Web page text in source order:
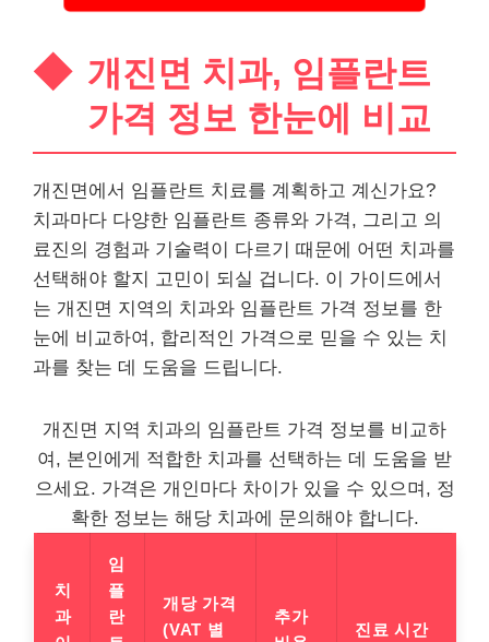
개진면 치과, 임플란트
가격 정보 한눈에 비교
개진면에서 임플란트 치료를 계획하고 계신가요?
치과마다 다양한 임플란트 종류와 가격, 그리고 의
료진의 경험과 기술력이 다르기 때문에 어떤 치과를
선택해야 할지 고민이 되실 겁니다. 이 가이드에서
는 개진면 지역의 치과와 임플란트 가격 정보를 한
눈에 비교하여, 합리적인 가격으로 믿을 수 있는 치
과를 찾는 데 도움을 드립니다.
개진면 지역 치과의 임플란트 가격 정보를 비교하
여, 본인에게 적합한 치과를 선택하는 데 도움을 받
으세요. 가격은 개인마다 차이가 있을 수 있으며, 정
확한 정보는 해당 치과에 문의해야 합니다.
치
과
임
플
란
개당 가격
(VAT 별
추가
진료 시간